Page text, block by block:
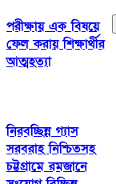
পরীক্ষায় এক বিষয়ে
ফেল করায় শিক্ষার্থীর
আত্মহত্যা
নিরবচ্ছিন্ন গ্যাস
সরবরাহ নিশ্চিতসহ
চট্টগ্রামে রমজানে